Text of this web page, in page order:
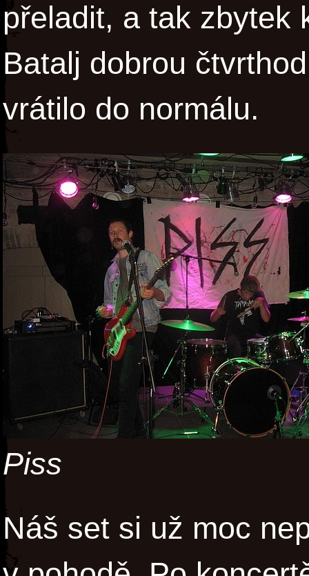
přeladit, a tak zbytek
Batalj dobrou
vrátilo do normálu.
Piss
Náš set si už moc